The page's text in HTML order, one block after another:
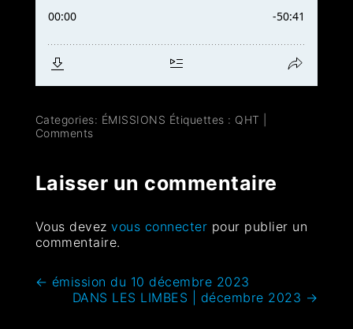
Categories: ÉMISSIONS Étiquettes : QHT
Comments
Laisser un commentaire
Vous devezvous connecter pour publier un
commentaire.
← émission du 10 décembre 2023
DANS LES LIMBES | décembre 2023 →